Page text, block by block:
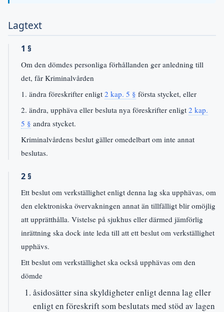
Lagtext
1 §
Om den dömdes personliga förhållanden ger anledning till
det, får Kriminalvården
1. ändra föreskrifter enligt 2 kap. 5 § första stycket, eller
2. ändra, upphäva eller besluta nya föreskrifter enligt 2 kap.
5 § andra stycket.
Kriminalvårdens beslut gäller omedelbart om inte annat
beslutas.
2 §
Ett beslut om verkställighet enligt denna lag ska upphävas, om
den elektroniska övervakningen annat än tillfälligt blir omöjlig
att upprätthålla. Vistelse på sjukhus eller därmed jämförlig
inrättning ska dock inte leda till att ett beslut om verkställighet
upphävs.
Ett beslut om verkställighet ska också upphävas om den
dömde
åsidosätter sina skyldigheter enligt denna lag eller
enligt en föreskrift som beslutats med stöd av lagen